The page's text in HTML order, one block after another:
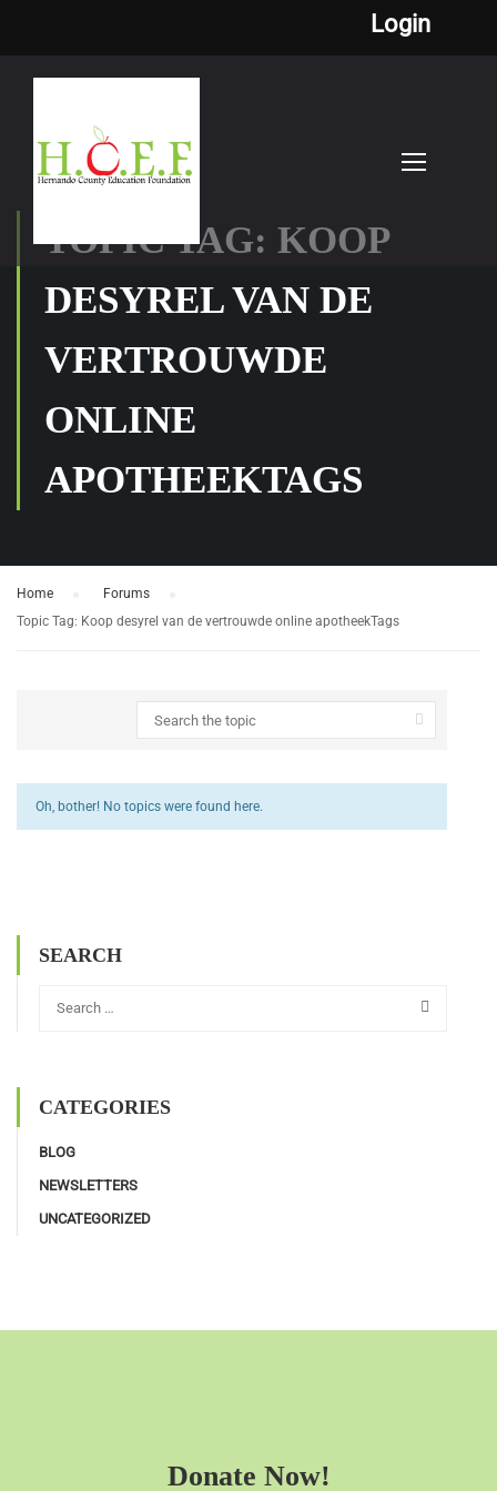
Login
TOPIC TAG: KOOP
DESYREL VAN DE
VERTROUWDE
ONLINE
APOTHEEKTAGS
Home Forums
Topic Tag: Koop desyrel van de vertrouwde online apotheekTags
Oh, bother! No topics were found here.
SEARCH
CATEGORIES
BLOG
NEWSLETTERS
UNCATEGORIZED
Donate Now!